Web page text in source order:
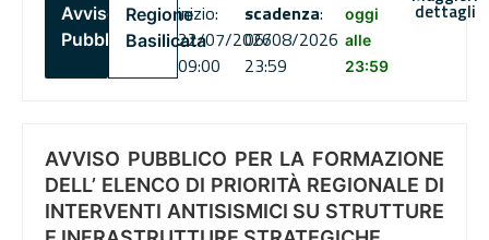
Avviso
Pubblico
Regione
Basilicata
inizio:
22/07/2026
09:00
scadenza:
06/08/2026
23:59
oggi
alle
23:59
dettagli
AVVISO PUBBLICO PER LA FORMAZIONE
DELL’ ELENCO DI PRIORITÀ REGIONALE DI
INTERVENTI ANTISISMICI SU STRUTTURE